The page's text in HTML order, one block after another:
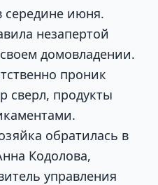
июня.
незапертой
домовладении.
проник
сверл, продукты
обратилась в
Кодолова,
управления